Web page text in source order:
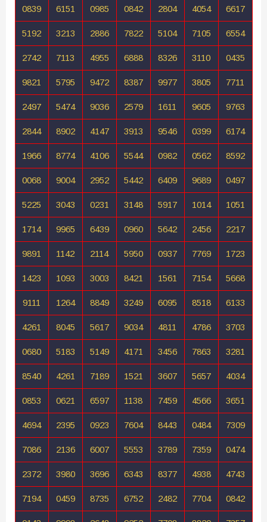
0839 6151 0985 0842 2804 4054 6617
5192 3213 2886 7822 5104 7105 6554
2742 7113 4955 6888 8326 3110 0435
9821 5795 9472 8387 9977 3805 7711
2497 5474 9036 2579 1611 9605 9763
2844 8902 4147 3913 9546 0399 6174
1966 8774 4106 5544 0982 0562 8592
0068 9004 2952 5442 6409 9689 0497
5225 3043 0231 3148 5917 1014 1051
1714 9965 6439 0960 5642 2456 2217
9891 1142 2114 5950 0937 7769 1723
1423 1093 3003 8421 1561 7154 5668
9111 1264 8849 3249 6095 8518 6133
4261 8045 5617 9034 4811 4786 3703
0680 5183 5149 4171 3456 7863 3281
8540 4261 7189 1521 3607 5657 4034
0853 0621 6597 1138 7459 4566 3651
4694 2395 0923 7604 8443 0484 7309
7086 2136 6007 5553 3789 7359 0474
2372 3980 3696 6343 8377 4938 4743
7194 0459 8735 6752 2482 7704 0842